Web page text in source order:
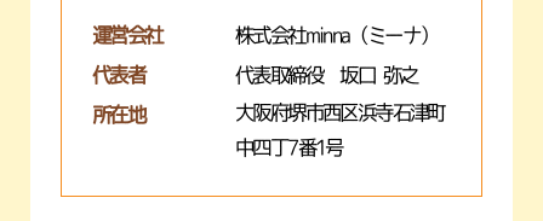
運営会社 株式会社minna（ミーナ）
代表者 代表取締役 坂口 弥之
所在地
大阪府堺市西区浜寺石津町
中四丁7番1号